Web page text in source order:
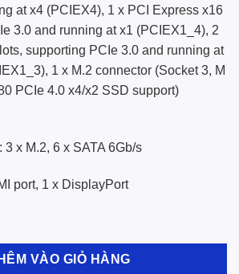
at x4 (PCIEX4), 1 x PCI Express x16
3.0 and running at x1 (PCIEX1_4), 2
supporting PCIe 3.0 and running at
1 x M.2 connector (Socket 3, M
PCIe 4.0 x4/x2 SSD support)
x M.2, 6 x SATA 6Gb/s
port, 1 x DisplayPort
Z790 UD DDR5 số lượng
VÀO GIỎ HÀNG